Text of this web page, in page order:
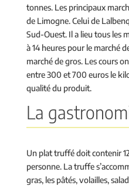
tonnes. Les principaux
de Limogne. Celui de
Sud-Ouest. Il a lieu tous les
à 14 heures pour le marché
marché de gros. Les cours
entre 300 et 700 euros le
qualité du produit.
La
Un plat truffé doit contenir
personne. La truffe
gras, les pâtés, volailles,